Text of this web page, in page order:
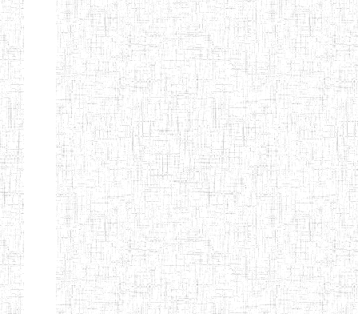
Type
Nature
Arrondissement
Denomination Création Type
ENIEG LES
MOINILLONS
25/09/1995 ENIEG Privé